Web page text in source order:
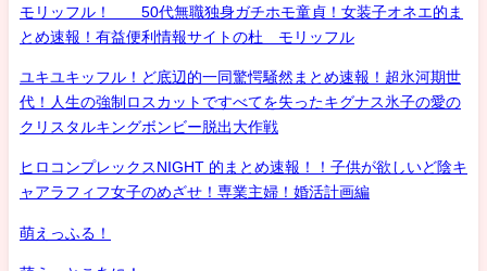
モリッフル！ 50代無職独身ガチホモ童貞！女装子オネエ的ま
とめ速報！有益便利情報サイトの杜 モリッフル
ユキユキッフル！ど底辺的一同驚愕騒然まとめ速報！超氷河期世
代！人生の強制ロスカットですべてを失ったキグナス氷子の愛の
クリスタルキングボンビー脱出大作戦
ヒロコンプレックスNIGHT 的まとめ速報！！子供が欲しいど陰キ
ャアラフィフ女子のめざせ！専業主婦！婚活計画編
萌えっふる！